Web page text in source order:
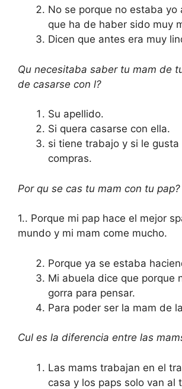
No se porque no estaba yo
que ha de haber sido muy
Dicen que antes era muy
Qu necesitaba saber tu mam de
de casarse con l?
Su apellido.
Si quera casarse con ella.
si tiene trabajo y si le gusta
compras.
Por qu se cas tu mam con tu pap?
1.. Porque mi pap hace el mejor
mundo y mi mam come mucho.
Porque ya se estaba
Mi abuela dice que porque
gorra para pensar.
Para poder ser la mam de
Cul es la diferencia entre las
Las mams trabajan en el
casa y los paps solo van al